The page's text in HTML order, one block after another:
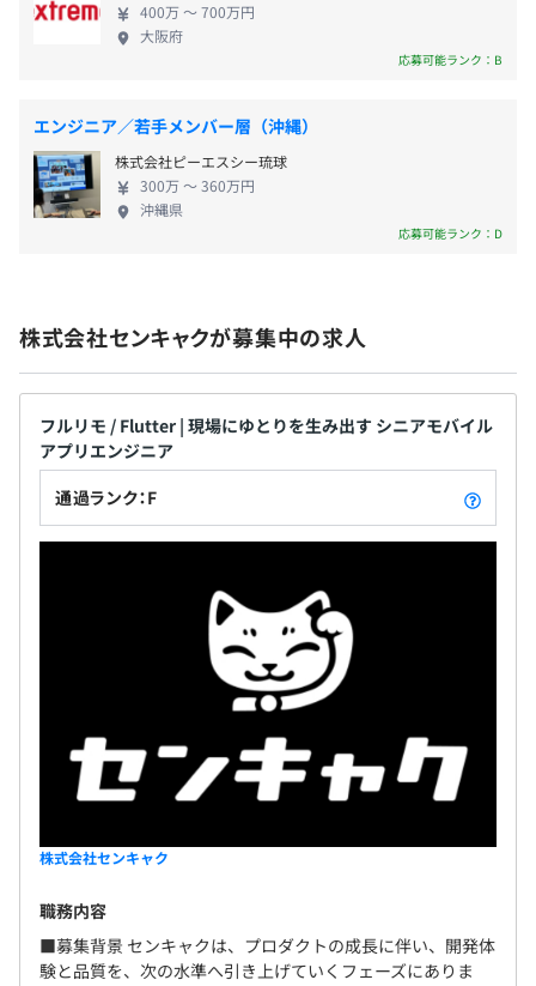
400万 〜 700万円
大阪府
応募可能ランク：B
エンジニア／若手メンバー層（沖縄）
株式会社ピーエスシー琉球
300万 〜 360万円
沖縄県
応募可能ランク：D
株式会社センキャクが募集中の求人
フルリモ / Flutter | 現場にゆとりを生み出す シニアモバイル
アプリエンジニア
通過ランク：F
株式会社センキャク
職務内容
■募集背景 センキャクは、プロダクトの成長に伴い、開発体
験と品質を、次の水準へ引き上げていくフェーズにありま